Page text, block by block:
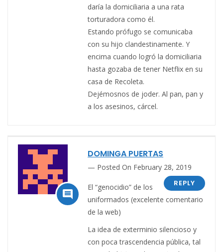
daría la domiciliaria a una rata
torturadora como él.
Estando prófugo se comunicaba
con su hijo clandestinamente. Y
encima cuando logró la domiciliaria
hasta gozaba de tener Netflix en su
casa de Recoleta.
Dejémosnos de joder. Al pan, pan y
a los asesinos, cárcel.

DOMINGA PUERTAS
Posted On February 28, 2019
REPLY
El “genocidio” de los
uniformados (excelente comentario
de la web)
La idea de exterminio silencioso y
con poca trascendencia pública, tal